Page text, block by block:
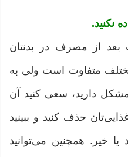
۱۲-۸ ساعت بعد از مصرف در بدنتان
مختلف متفاوت است ولی به
دارید، سعی کنید آن
حذف کنید و ببینید
خیر. همچنین می‌توانید